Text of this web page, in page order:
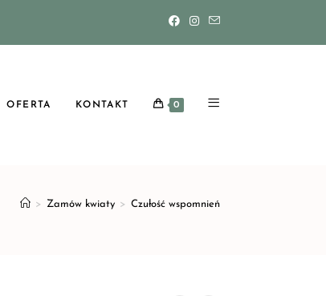
OFERTA KONTAKT 0
> Zamów kwiaty > Czułość wspomnień